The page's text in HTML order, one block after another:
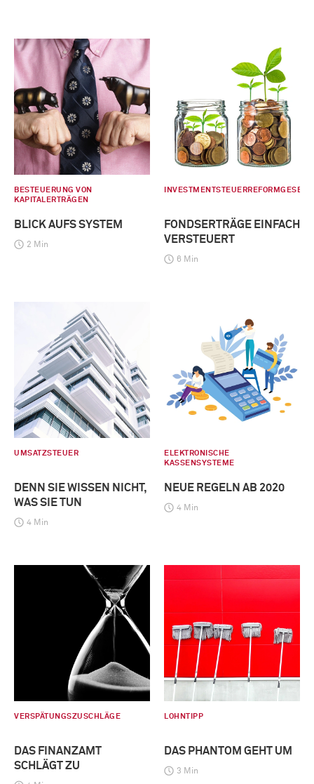
BESTEUERUNG VON
KAPITALERTRÄGEN
BLICK AUFS SYSTEM
2 Min
INVESTMENTSTEUERREFORMGESETZ
FONDSERTRÄGE EINFACH
VERSTEUERT
6 Min
UMSATZSTEUER
DENN SIE WISSEN NICHT,
WAS SIE TUN
4 Min
ELEKTRONISCHE
KASSENSYSTEME
NEUE REGELN AB 2020
4 Min
VERSPÄTUNGSZUSCHLÄGE
DAS FINANZAMT
SCHLÄGT ZU
LOHNTIPP
DAS PHANTOM GEHT UM
3 Min